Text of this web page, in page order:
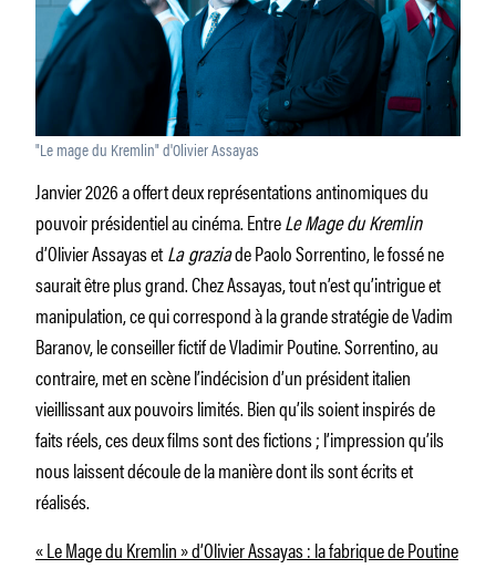
"Le mage du Kremlin" d'Olivier Assayas
Janvier 2026 a offert deux représentations antinomiques du
pouvoir présidentiel au cinéma. EntreLe Mage du Kremlin
d’Olivier Assayas etLa graziade Paolo Sorrentino, le fossé ne
saurait être plus grand. Chez Assayas, tout n’est qu’intrigue et
manipulation, ce qui correspond à la grande stratégie de Vadim
Baranov, le conseiller fictif de Vladimir Poutine. Sorrentino, au
contraire, met en scène l’indécision d’un président italien
vieillissant aux pouvoirs limités. Bien qu’ils soient inspirés de
faits réels, ces deux films sont des fictions ; l’impression qu’ils
nous laissent découle de la manière dont ils sont écrits et
réalisés.
« Le Mage du Kremlin » d’Olivier Assayas : la fabrique de Poutine